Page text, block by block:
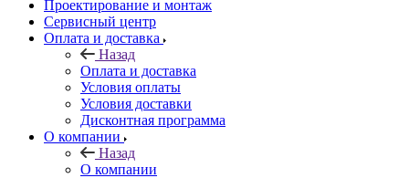
Проектирование и монтаж
Сервисный центр
Оплата и доставка
Назад
Оплата и доставка
Условия оплаты
Условия доставки
Дисконтная программа
О компании
Назад
О компании